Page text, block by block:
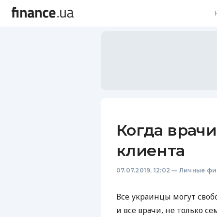
Когда
клиента
07.07.2019, 12:02 — Личные
Все украинцы могут
и все врачи, не только